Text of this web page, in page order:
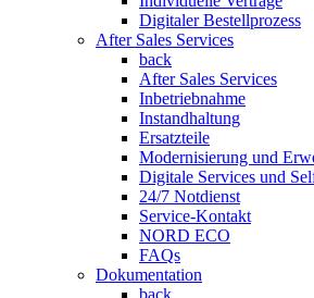
Digitaler Bestellprozess
After Sales Services
back
After Sales Services
Inbetriebnahme
Instandhaltung
Ersatzteile
Modernisierung und
Digitale Services und
24/7 Notdienst
Service-Kontakt
NORD ECO
FAQs
Dokumentation
back